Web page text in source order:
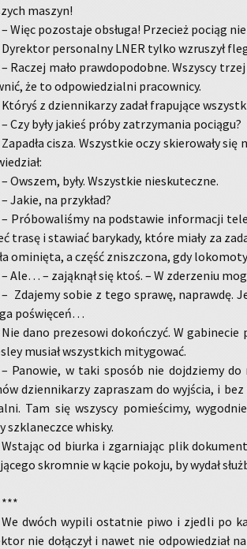
ma­szyn!
– Więc po­zo­sta­je ob­słu­ga! Prze­cież po­ciąg
Dy­rek­tor per­so­nal­ny LNER tylko wzru­szył
– Ra­czej mało praw­do­po­dob­ne. Wszy­scy
że to od­po­wie­dzial­ni pra­cow­ni­cy.
Któ­ryś z dzien­ni­ka­rzy zadał fra­pu­ją­ce
– Czy były ja­kieś próby za­trzy­ma­nia po­cią­gu?
Za­pa­dła cisza. Wszyst­kie oczy skie­ro­wa­ły
– Ow­szem, były. Wszyst­kie nie­sku­tecz­ne.
– Jakie, na przy­kład?
– Pró­bo­wa­li­śmy na pod­sta­wie in­for­ma­cji
trasę i sta­wiać ba­ry­ka­dy, które miały za
omi­nię­ta, a część znisz­czo­na, gdy
– Ale… – za­jąk­nął się ktoś. – W zde­rze­niu
– Zda­je­my sobie z tego spra­wę, na­praw­dę.
po­świę­ceń…
Nie dano pre­ze­so­wi do­koń­czyć. W
mu­siał wszyst­kich mi­ty­go­wać.
– Pa­no­wie, w taki spo­sób nie doj­dzie­my
dzien­ni­ka­rzy za­pra­szam do wyj­ścia, i
Tam się wszy­scy po­mie­ści­my,
szkla­necz­ce whi­sky.
Wsta­jąc od biur­ka i zgar­nia­jąc plik
skrom­nie w kącie po­ko­ju, by wydał
***
We dwóch wy­pi­li ostat­nie piwo i zje­dli po
nie do­łą­czył i nawet nie od­po­wie­dział